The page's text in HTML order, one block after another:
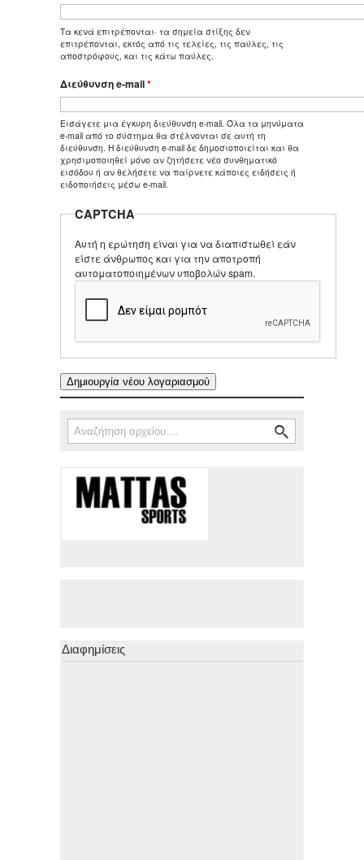
Τα κενά επιτρέπονται· τα σημεία στίξης δεν
επιτρέπονται, εκτός από τις τελείες, τις παύλες, τις
αποστρόφους, και τις κάτω παύλες.
Διεύθυνση e-mail*
Εισάγετε μια έγκυρη διεύθυνση e-mail. Όλα τα μηνύματα
e-mail από το σύστημα θα στέλνονται σε αυτή τη
διεύθυνση. Η διεύθυνση e-mail δε δημοσιοποιείται και θα
χρησιμοποιηθεί μόνο αν ζητήσετε νέο συνθηματικό
εισόδου ή αν θελήσετε να παίρνετε κάποιες ειδήσεις ή
ειδοποιήσεις μέσω e-mail.
CAPTCHA
Αυτή η ερώτηση είναι για να διαπιστωθεί εάν
είστε άνθρωπος και για την αποτροπή
αυτοματοποιημένων υποβολών spam.
Φόρμα αναζήτησης
Αναζήτηση
Διαφημίσεις